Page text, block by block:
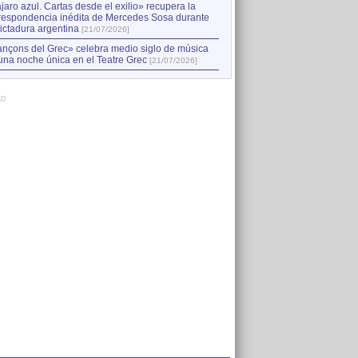
azul. Cartas desde el exilio» recupera la
inédita de Mercedes Sosa durante
argentina [21/07/2026]
del Grec» celebra medio siglo de música
noche única en el Teatre Grec [21/07/2026]